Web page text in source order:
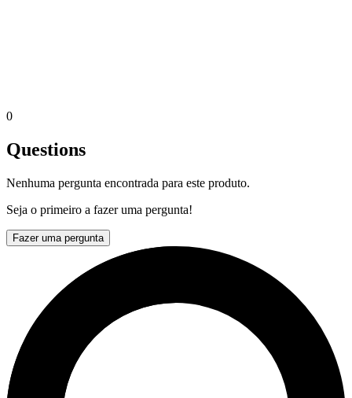
0
Questions
Nenhuma pergunta encontrada para este produto.
Seja o primeiro a fazer uma pergunta!
Fazer uma pergunta